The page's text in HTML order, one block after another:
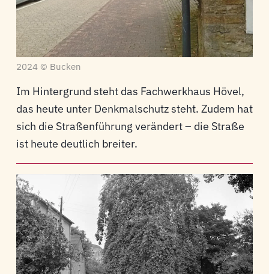
2024 © Bucken
Im Hintergrund steht das Fachwerkhaus Hövel,
das heute unter Denkmalschutz steht. Zudem hat
sich die Straßenführung verändert – die Straße
ist heute deutlich breiter.